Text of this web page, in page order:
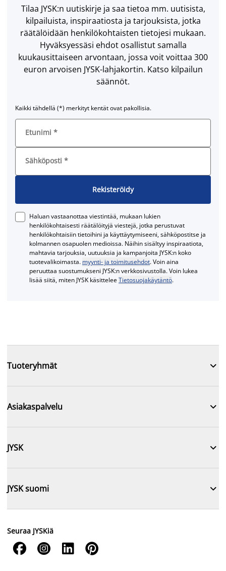
Tilaa JYSK:n uutiskirje ja saa tietoa mm. uutisista,
kilpailuista, inspiraatiosta ja tarjouksista, jotka
räätälöidään henkilökohtaisten tietojesi mukaan.
Hyväksyessäsi ehdot osallistut samalla
kuukausittaiseen arvontaan, jossa voit voittaa 300
euron arvoisen JYSK-lahjakortin. Katso kilpailun
säännöt.
Kaikki tähdellä (*) merkityt kentät ovat pakollisia.
Etunimi *
Sähköposti *
Rekisteröidy
Haluan vastaanottaa viestintää, mukaan lukien
henkilökohtaisesti räätälöityjä viestejä, jotka perustuvat
henkilökohtaisiin tietoihini ja käyttäytymiseeni, sähköpostitse ja
kolmannen osapuolen medioissa. Näihin sisältyy inspiraatiota,
mahtavia tarjouksia, uutuuksia ja kampanjoita JYSK:n koko
tuotevalikoimasta. myynti- ja toimitusehdot. Voin aina
peruuttaa suostumukseni JYSK:n verkkosivustolla. Voin lukea
lisää siitä, miten JYSK käsitteleeTietosuojakäytäntö.
Tuoteryhmät 
Asiakaspalvelu 
JYSK 
JYSK suomi 
Seuraa JYSKiä
   